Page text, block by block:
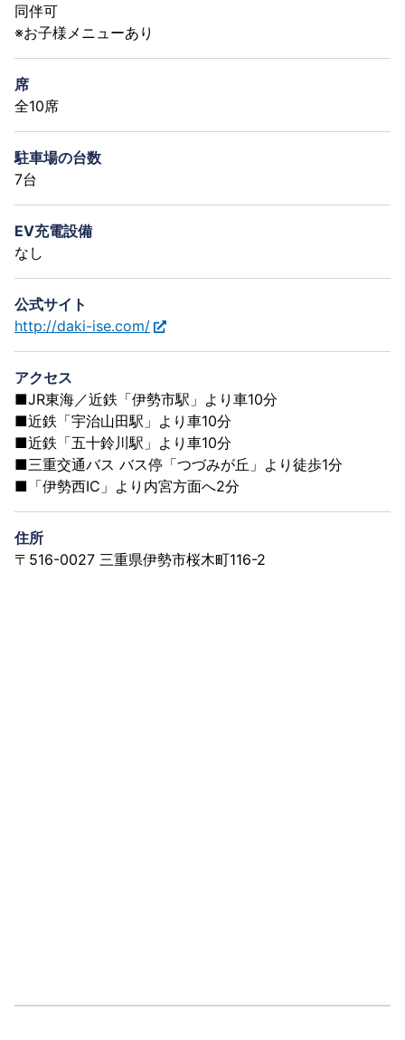
同伴可
※お子様メニューあり
席
全10席
駐車場の台数
7台
EV充電設備
なし
公式サイト
http://daki-ise.com/
アクセス
■JR東海／近鉄「伊勢市駅」より車10分
■近鉄「宇治山田駅」より車10分
■近鉄「五十鈴川駅」より車10分
■三重交通バス バス停「つづみが丘」より徒歩1分
■「伊勢西IC」より内宮方面へ2分
住所
〒516-0027 三重県伊勢市桜木町116-2